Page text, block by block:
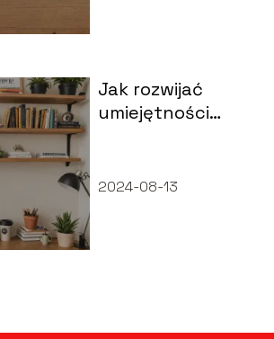
Jak rozwijać
umiejętności
2024-08-13